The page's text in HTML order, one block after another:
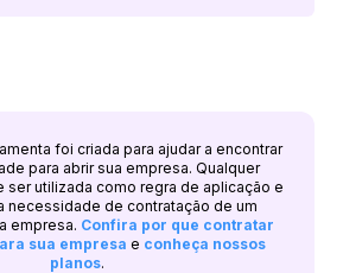
foi criada para ajudar a encontrar
para abrir sua empresa. Qualquer
ser utilizada como regra de aplicação e
necessidade de contratação de um
empresa. Confira por que contratar
sua empresa e conheça nossos
planos.